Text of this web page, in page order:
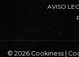
AVISO
© 2026 Cookiness |